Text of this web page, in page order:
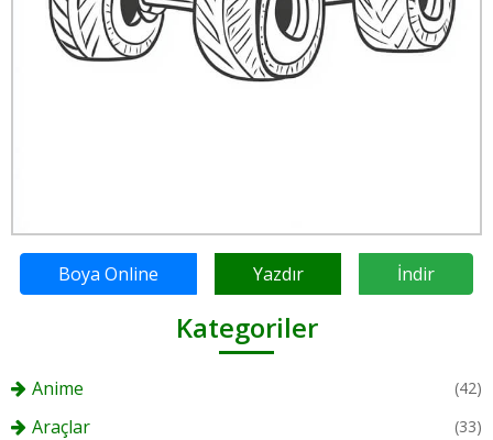
Boya Online Yazdır İndir
Kategoriler
Anime (42)
Araçlar (33)